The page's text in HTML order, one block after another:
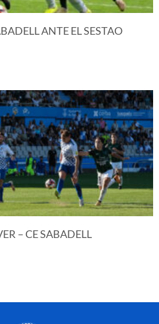
ANTE EL SESTAO
– CE SABADELL